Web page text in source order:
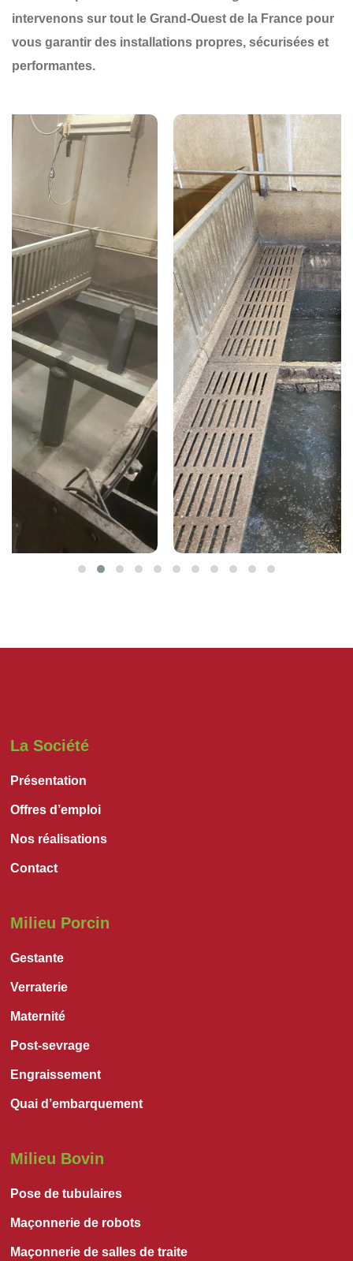
intervenons sur tout le Grand-Ouest de la France pour
vous garantir des installations propres, sécurisées et
performantes.
La Société
Présentation
Offres d’emploi
Nos réalisations
Contact
Milieu Porcin
Gestante
Verraterie
Maternité
Post-sevrage
Engraissement
Quai d’embarquement
Milieu Bovin
Pose de tubulaires
Maçonnerie de robots
Maçonnerie de salles de traite